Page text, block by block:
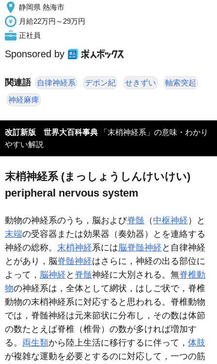
静岡県 熱海市
月給22万円～29万円
正社員
Sponsored by
関連語 自律神経系 デボン紀 せきずい 軸索突起
神経麻痺
改訂新版 世界大百科事典 「末梢神経系」の意味・わかり
やすい解説
末梢神経系 (まっしょうしんけいけい)
peripheral nervous system
動物の神経系のうち，脳および脊髄 （ 中枢神経 ）と
末端の受容器または効果器（奏効器）とを連絡する
神経の総称。 末梢神経系には脳脊髄神経 と自律神経
とがあり，脳脊髄神経はさらに，神経の出る部位に
よって， 脳神経 と 脊髄神経に大別される。無脊椎動
物の神経系は，全体として網状，はしご状で，脊椎
動物の末梢神経系に対応すると思われる。脊椎動物
では，脊髄神経は元来節状に分布し，その数は体節
の数たとえば脊椎（椎骨）の数が多ければ増加す
る。 両生類から陸上生活に移行するに伴って， 体肢
が複雑な運動を必要とするのに対応して，一つの筋